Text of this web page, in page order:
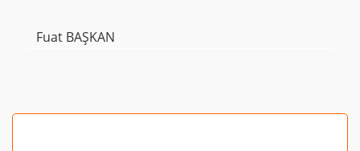
Fuat BAŞKAN